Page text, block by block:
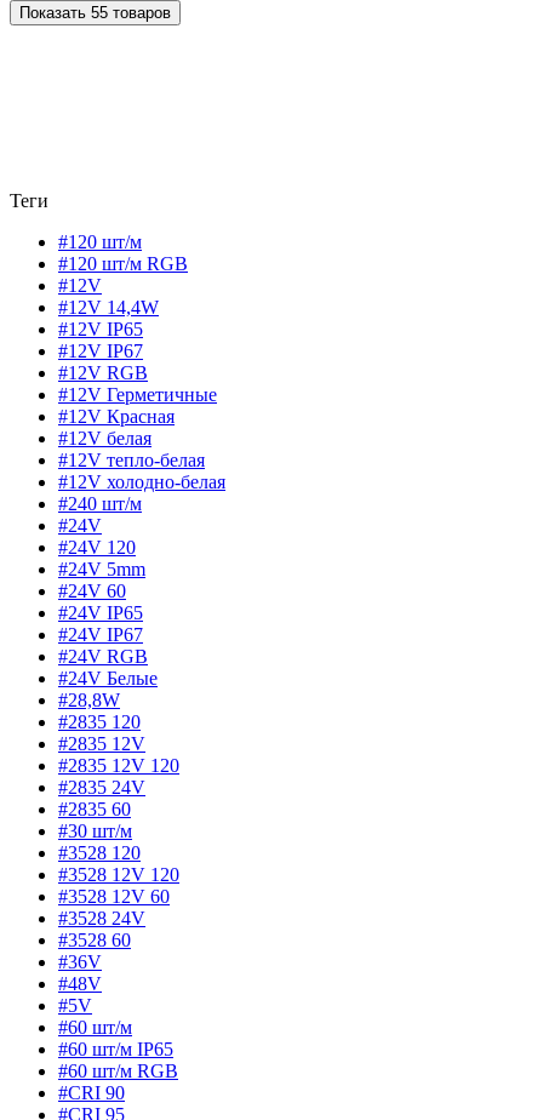
Показать 55 товаров
Теги
#120 шт/м
#120 шт/м RGB
#12V
#12V 14,4W
#12V IP65
#12V IP67
#12V RGB
#12V Герметичные
#12V Красная
#12V белая
#12V тепло-белая
#12V холодно-белая
#240 шт/м
#24V
#24V 120
#24V 5mm
#24V 60
#24V IP65
#24V IP67
#24V RGB
#24V Белые
#28,8W
#2835 120
#2835 12V
#2835 12V 120
#2835 24V
#2835 60
#30 шт/м
#3528 120
#3528 12V 120
#3528 12V 60
#3528 24V
#3528 60
#36V
#48V
#5V
#60 шт/м
#60 шт/м IP65
#60 шт/м RGB
#CRI 90
#CRI 95